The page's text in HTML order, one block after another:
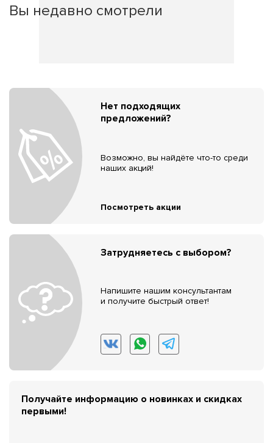
Вы недавно смотрели
Нет подходящих
предложений?
Возможно, вы найдёте что-то среди
наших акций!
Посмотреть акции
Затрудняетесь с выбором?
Напишите нашим консультантам
и получите быстрый ответ!
Получайте информацию о новинках и скидках
первыми!